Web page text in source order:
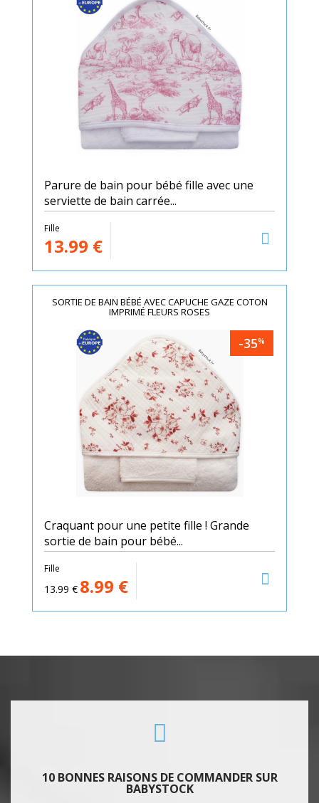
Parure de bain pour bébé fille avec une
serviette de bain carrée...
Fille
13.99 €
SORTIE DE BAIN BÉBÉ AVEC CAPUCHE GAZE COTON
IMPRIMÉ FLEURS ROSES
-35%
Craquant pour une petite fille ! Grande
sortie de bain pour bébé...
Fille
13.99 € 8.99 €
10 BONNES RAISONS DE COMMANDER SUR
BABYSTOCK